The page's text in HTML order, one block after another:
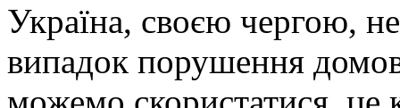
Україна, своєю чергою,
випадок порушення